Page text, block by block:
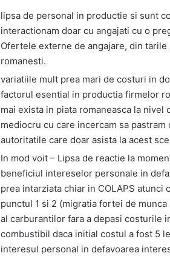
lipsa de personal in productie si sunt
interactionam doar cu angajati cu o
Ofertele externe de angajare, din
romanesti.
variatiile mult prea mari de costuri in
factorul esential in productia firmelor
mai exista in piata romaneasca la
mediocru cu care incercam sa
autoritatile care doar asista la acest
In mod voit – Lipsa de reactie la
beneficiul intereselor personale in
prea intarziata chiar in COLAPS
punctul 1 si 2 (migratia fortei de
al carburantilor fara a depasi costurile
combustibil daca initial costul a fost 5
interesul personal in defavoarea